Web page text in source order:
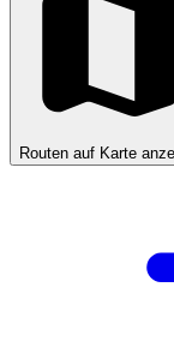
Routen auf Karte